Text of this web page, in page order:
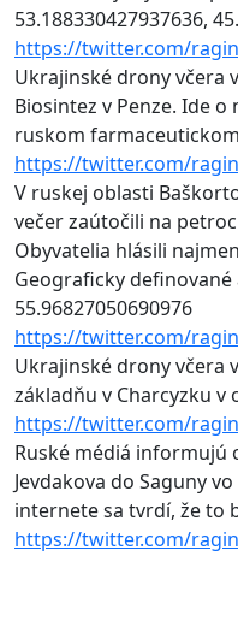
53.188330427937636,
https://twitter.com/
Ukrajinské drony včera
Biosintez v Penze. Ide
ruskom
https://twitter.com/
V ruskej oblasti
večer zaútočili na
Obyvatelia hlásili
Geograficky definované
55.96827050690976
https://twitter.com/
Ukrajinské drony včera
základňu v Charcyzku v
https://twitter.com/
Ruské médiá informujú
Jevdakova do Saguny
internete sa tvrdí, že to
https://twitter.com/